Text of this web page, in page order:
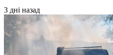
3 дні назад